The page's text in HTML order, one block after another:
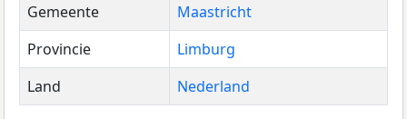
Gemeente
Maastricht
Provincie
Limburg
Land
Nederland